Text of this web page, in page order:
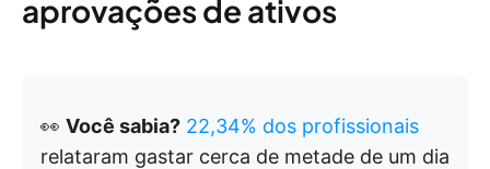
aprovações de ativos
👀 Você sabia? 22,34% dos profissionais
relataram gastar cerca de metade de um dia